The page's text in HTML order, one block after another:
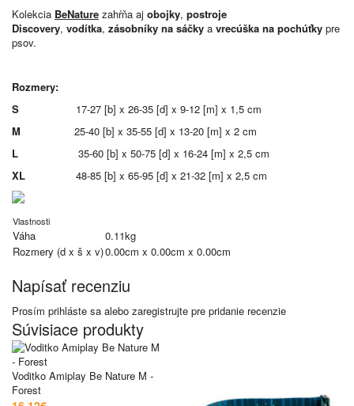
Kolekcia BeNature zahŕňa aj obojky, postroje
Discovery, vodítka, zásobníky na sáčky a vrecúška na pochúťky pre
psov.
Rozmery:
S 17-27 [b] x 26-35 [d] x 9-12 [m] x 1,5 cm
M
25-40 [b] x 35-55 [d] x 13-20 [m] x 2 cm
L
35-60 [b] x 50-75 [d] x 16-24 [m] x 2,5 cm
XL 48-85 [b] x 65-95 [d] x 21-32 [m] x 2,5 cm
Vlastnosti
Váha
0.11kg
Rozmery (d x š x v)0.00cm x 0.00cm x 0.00cm
Napísať recenziu
Prosím prihláste sa alebo zaregistrujte pre pridanie recenzie
Súvisiace produkty
Voditko Amiplay Be Nature M -
Forest